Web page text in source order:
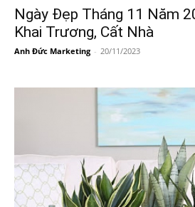
Ngày Đẹp Tháng 11 Năm
Khai Trương, Cất Nhà
Anh Đức Marketing - 20/11/2023